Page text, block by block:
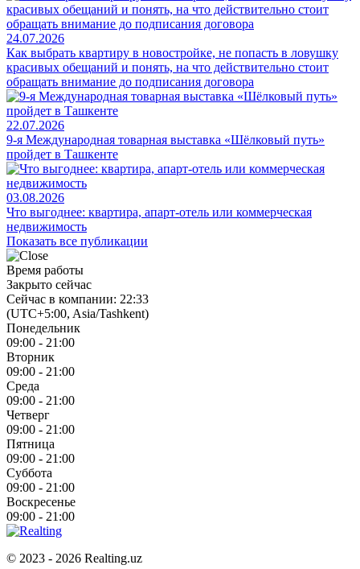
24.07.2026
Как выбрать квартиру в новостройке, не попасть в ловушку
красивых обещаний и понять, на что действительно стоит
обращать внимание до подписания договора
22.07.2026
9-я Международная товарная выставка «Шёлковый путь»
пройдет в Ташкенте
03.08.2026
Что выгоднее: квартира, апарт-отель или коммерческая
недвижимость
Показать все публикации
Время работы
Закрыто сейчас
Сейчас в компании: 22:33
(UTC+5:00, Asia/Tashkent)
Понедельник
09:00 - 21:00
Вторник
09:00 - 21:00
Среда
09:00 - 21:00
Четверг
09:00 - 21:00
Пятница
09:00 - 21:00
Суббота
09:00 - 21:00
Воскресенье
09:00 - 21:00
© 2023 - 2026 Realting.uz